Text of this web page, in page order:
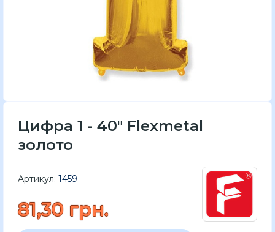
Цифра 1 - 40" Flexmetal
золото
Артикул: 1459
81,30 грн.